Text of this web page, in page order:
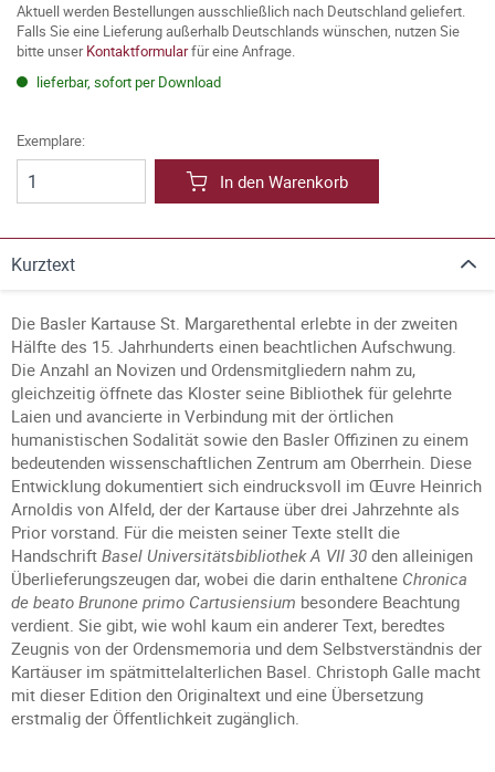
Aktuell werden Bestellungen ausschließlich nach Deutschland geliefert.
Falls Sie eine Lieferung außerhalb Deutschlands wünschen, nutzen Sie
bitte unserKontaktformularfür eine Anfrage.
lieferbar, sofort per Download
Exemplare:
In den Warenkorb
Kurztext
Die Basler Kartause St. Margarethental erlebte in der zweiten
Hälfte des 15. Jahrhunderts einen beachtlichen Aufschwung.
Die Anzahl an Novizen und Ordensmitgliedern nahm zu,
gleichzeitig öffnete das Kloster seine Bibliothek für gelehrte
Laien und avancierte in Verbindung mit der örtlichen
humanistischen Sodalität sowie den Basler Offizinen zu einem
bedeutenden wissenschaftlichen Zentrum am Oberrhein. Diese
Entwicklung dokumentiert sich eindrucksvoll im Œuvre Heinrich
Arnoldis von Alfeld, der der Kartause über drei Jahrzehnte als
Prior vorstand. Für die meisten seiner Texte stellt die
Handschrift Basel Universitätsbibliothek A VII 30 den alleinigen
Überlieferungszeugen dar, wobei die darin enthaltene Chronica
de beato Brunone primo Cartusiensium besondere Beachtung
verdient. Sie gibt, wie wohl kaum ein anderer Text, beredtes
Zeugnis von der Ordensmemoria und dem Selbstverständnis der
Kartäuser im spätmittelalterlichen Basel. Christoph Galle macht
mit dieser Edition den Originaltext und eine Übersetzung
erstmalig der Öffentlichkeit zugänglich.